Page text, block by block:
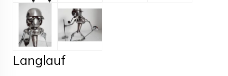
Langlauf